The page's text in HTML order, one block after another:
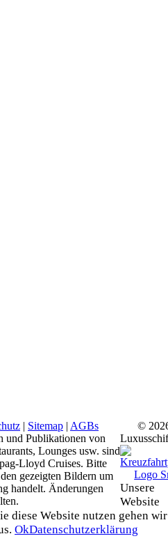
| Sitemap | AGBs
und Publikationen von
Lounges usw. sind
Lloyd Cruises. Bitte
gezeigten Bildern um
handelt. Änderungen
©
Unsere
Website
diese Website nutzen gehen wir
OkDatenschutzerklärung